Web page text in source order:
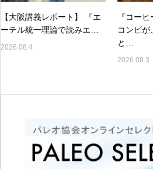
【大阪講義レポート】 『エ
ーテル統一理論で読みエ…
2026.08.4
『コー
コンビが
と…
2026.08.3